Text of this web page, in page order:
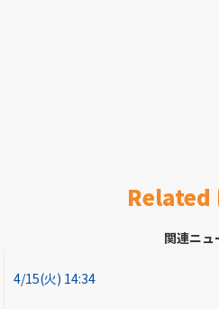
Related
関連ニュ
4/15(火) 14:34